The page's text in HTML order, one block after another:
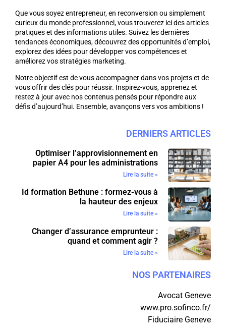
Que vous soyez entrepreneur, en reconversion ou simplement
curieux du monde professionnel, vous trouverez ici des articles
pratiques et des informations utiles. Suivez les dernières
tendances économiques, découvrez des opportunités d’emploi,
explorez des idées pour développer vos compétences et
améliorez vos stratégies marketing.
Notre objectif est de vous accompagner dans vos projets et de
vous offrir des clés pour réussir. Inspirez-vous, apprenez et
restez à jour avec nos contenus pensés pour répondre aux
défis d’aujourd’hui. Ensemble, avançons vers vos ambitions !
DERNIERS ARTICLES
Optimiser l’approvisionnement en
papier A4 pour les administrations
Lire la suite »
Id formation Bethune : formez-vous à
la hauteur des enjeux
Lire la suite »
Changer d’assurance emprunteur :
quand et comment agir ?
Lire la suite »
NOS PARTENAIRES
Avocat Geneve
www.pro.sofinco.fr/
Fiduciaire Geneve